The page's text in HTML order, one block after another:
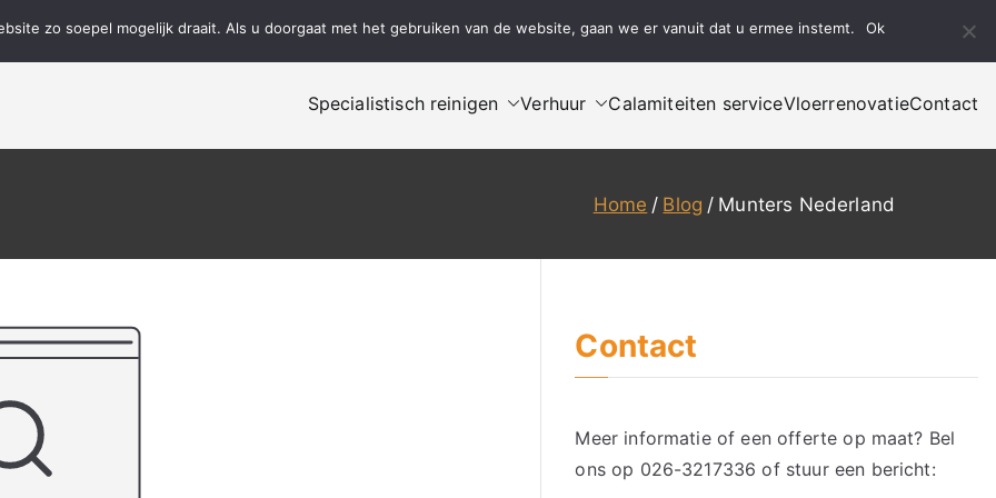
Bel ons Mail ons
reinigen, renovatie en onderhoud!
Specialistisch reinigen Verhuur Calamiteiten serviceVloerrenovatieContact
Home Blog Munters Nederland
Contact
Meer informatie of een offerte op maat? Bel
ons op 026-3217336 of stuur een bericht:
zo soepel mogelijk draait. Als u doorgaat met het gebruiken van de website, gaan we er vanuit dat u ermee instemt. Ok